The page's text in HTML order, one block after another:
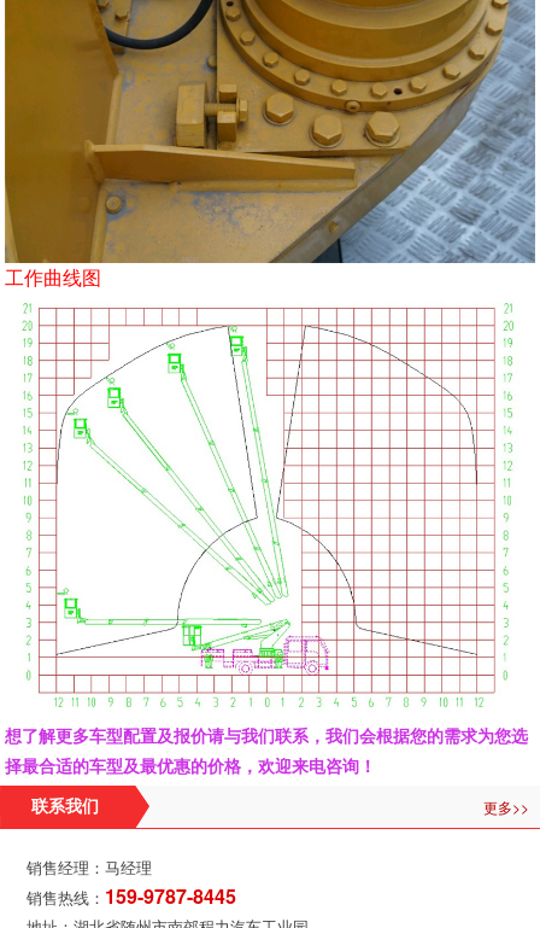
工作曲线图
想了解更多车型配置及报价请与我们联系，我们会根据您的需求为您选
择最合适的车型及最优惠的价格，欢迎来电咨询！
联系我们 更多>>
销售经理：马经理
销售热线： 159-9787-8445